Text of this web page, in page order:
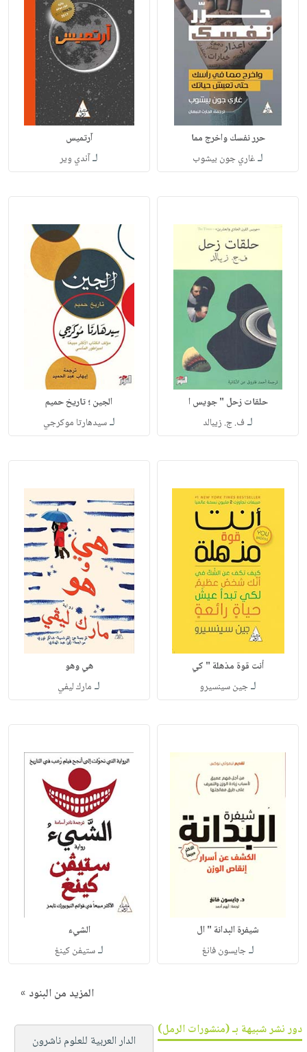
حرر نفسك واخرج مما
لـغاري جون بيشوب
آرتميس
لـآندي وير
حلقات زحل " جويس ا
لـ ف. ج. زيبالد
الجين ؛ تاريخ حميم
لـسيدهارتا موكرجي
أنت قوة مذهلة " كي
لـجين سينسيرو
هي وهو
لـ مارك ليفي
شيفرة البدانة " ال
لـجايسون فانغ
الشيء
لـستيفن كينغ
المزيد من البنود »
دور نشر شبيهة بـ (منشورات الرمل)
الدار العربية للعلوم ناشرون